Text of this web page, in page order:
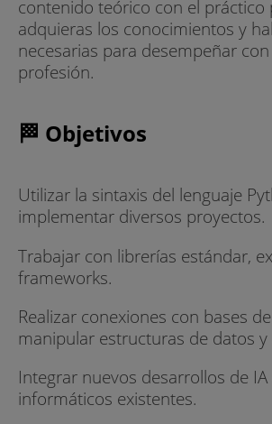
contenido teórico con el práctico
adquieras los conocimientos y
necesarias para desempeñar
profesión.
🏁 Objetivos
Utilizar la sintaxis del lenguaje
implementar diversos proyectos.
Trabajar con librerías estándar,
frameworks.
Realizar conexiones con bases
manipular estructuras de datos y
Integrar nuevos desarrollos de
informáticos existentes.